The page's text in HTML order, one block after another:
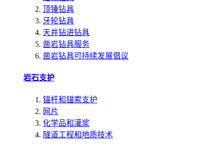
顶锤钻具
牙轮钻具
天井钻进钻具
凿岩钻具服务
凿岩钻具可持续发展倡议
岩石支护
锚杆和锚索支护
网片
化学品和灌浆
隧道工程和地质技术